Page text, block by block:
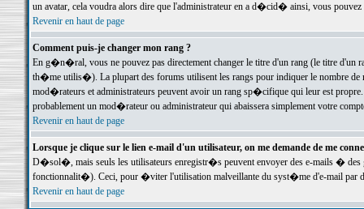
un avatar, cela voudra alors dire que l'administrateur en a d�cid� ainsi, vous
Revenir en haut de page
Comment puis-je changer mon rang ?
En g�n�ral, vous ne pouvez pas directement changer le titre d'un rang (le titre d'un
th�me utilis�). La plupart des forums utilisent les rangs pour indiquer le nombre de
mod�rateurs et administrateurs peuvent avoir un rang sp�cifique qui leur est
probablement un mod�rateur ou administrateur qui abaissera simplement votre
Revenir en haut de page
Lorsque je clique sur le lien e-mail d'un utilisateur, on me demande de me
D�sol�, mais seuls les utilisateurs enregistr�s peuvent envoyer des e-mails �
fonctionnalit�). Ceci, pour �viter l'utilisation malveillante du syst�me d'e-mail par
Revenir en haut de page